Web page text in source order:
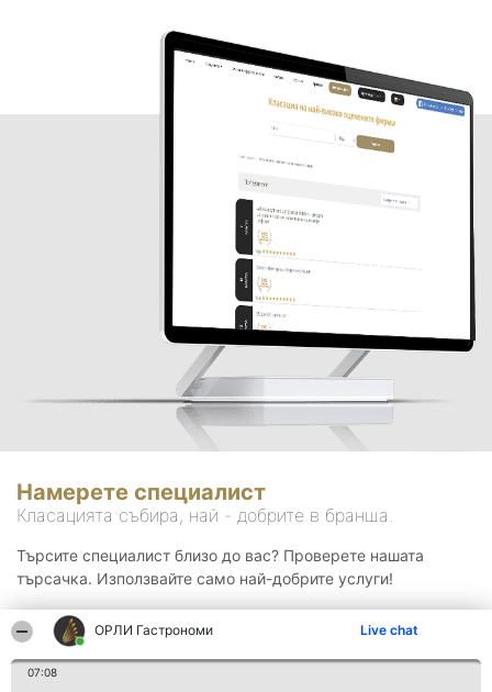
ОРЛИ Гастрономи Live chat
07:08
Намерете специалист
Класацията събира, най - добрите в бранша.
Търсите специалист близо до вас? Проверете нашата
търсачка. Използвайте само най-добрите услуги!